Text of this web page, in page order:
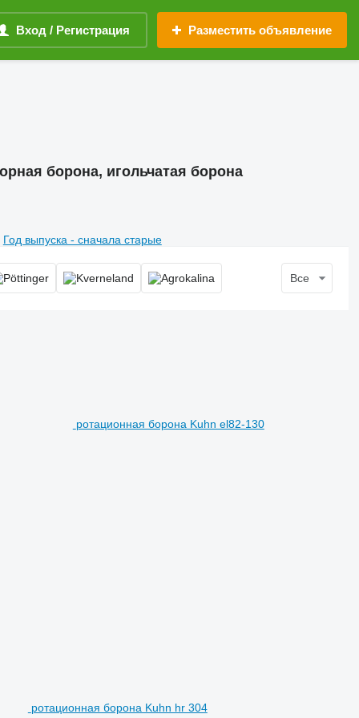
Вход / Регистрация Разместить объявление
борона, игольчатая борона
Год выпуска - сначала старые
Все
ротационная борона Kuhn el82-130
ротационная борона Kuhn hr 304